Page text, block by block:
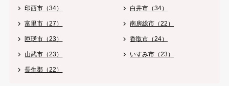
印西市（34） 白井市（34）
富里市（27） 南房総市（22）
匝瑳市（23） 香取市（24）
山武市（23） いすみ市（23）
長生郡（22）